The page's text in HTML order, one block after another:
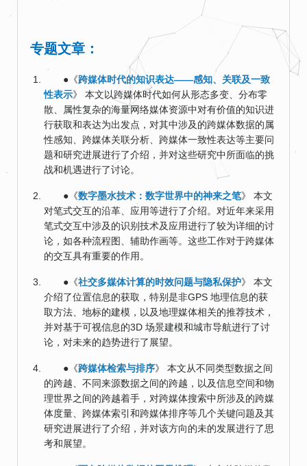
专题文章：
●《跨媒体时代的知识表达——感知、关联及一致
性表示》 本文以跨媒体时代如何从形态多变、分布零
散、属性复杂的海量网络媒体资源中对有价值的知识进
行获取和表达为出发点，对其中涉及的跨媒体数据的属
性感知、跨媒体关联分析、跨媒体一致性表达等主要问
题和研究进展进行了介绍，并对这些研究中所面临的挑
战和机遇进行了讨论。
●《数字墨水技术：数字世界中的神来之笔》 本文
对笔式交互的沿革、应用等进行了介绍。对近年来采用
笔式交互中涉及的识别技术及应用进行了较为详细的讨
论，如各种流程图、辅助作画等。这些工作对于跨媒体
的交互具有重要的作用。
●《社交多媒体计算的时效问题与隐私保护》 本文
介绍了位置信息的获取，特别是非GPS 地理信息的获
取方法、地标的建模，以及地理媒体相关的推荐技术，
并对基于可视信息的3D 场景建模和城市导航进行了讨
论，对未来的趋势进行了展望。
●《跨媒体检索与排序》 本文从不同类型数据之间
的跨越、不同来源数据之间的跨越，以及信息空间和物
理世界之间的跨越着手，对跨媒体搜索中所涉及的跨媒
体度量、跨媒体索引和跨媒体排序等几个关键问题及其
研究进展进行了介绍，并对该方向的未的发展进行了思
考和展望。